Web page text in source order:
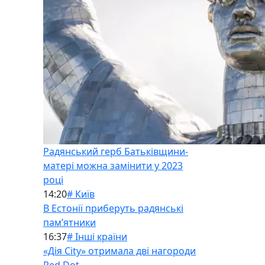
Радянський герб Батьківщини-
матері можна замінити у 2023
році
14:20# Київ
В Естонії приберуть радянські
памʼятники
16:37# Інші країни
«Дія City» отримала дві нагороди